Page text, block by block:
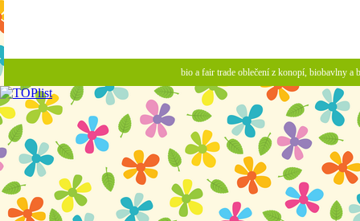
bio a fair trade oblečení z konopí, biobavlny a